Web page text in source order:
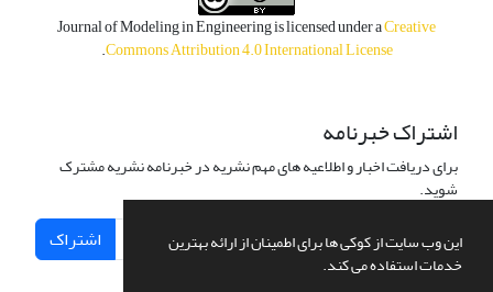
این وب سایت از کوکی ها برای اطمینان از ارائه بهترین
خدمات استفاده می کند.
Journal of Modeling in Engineering is licensed under aCreative
Commons Attribution 4.0 International License
.
اشتراک خبرنامه
برای دریافت اخبار و اطلاعیه های مهم نشریه در خبرنامه نشریه مشترک
شوید.
اشتراک